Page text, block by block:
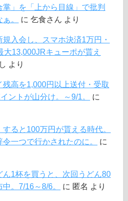
」を「上から目線」で批判
。
に 乞食さん より
入会し、スマホ決済1万円・
大13,000JRキューポが貰え
より
高を1,000円以上送付・受取
ントが山分け。～9/1。
に
ると100万円が貰える時代。
一つで行かされたのに。
に
ん1杯を買うと、次回うどん80
。7/16～8/6。
に 匿名 より